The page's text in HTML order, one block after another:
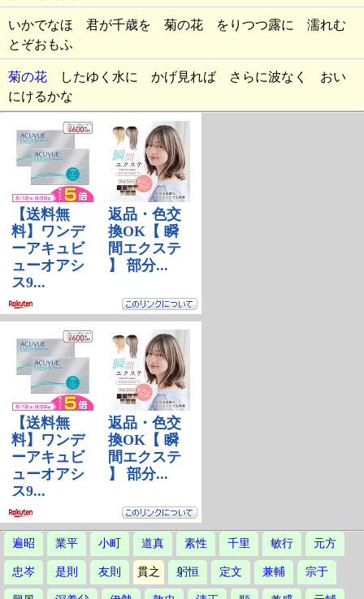
いかでなほ 君が千歳を 菊の花 をりつつ露に 濡れむ
とぞおもふ
菊の花 したゆく水に かげ見れば さらに波なく おい
にけるかな
遍昭 業平 小町 道真 素性 千里 敏行 元方
忠岑 是則 友則 貫之 躬恒 定文 兼輔 宗于